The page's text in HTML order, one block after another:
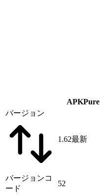
APKPure
バージョン
1.62最新
バージョンコ
ード
52